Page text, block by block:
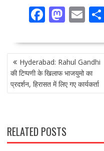
F
e
b
o
o
M
to
d
o
n
E
ai
l
POST
NAVIGATION
Hyderabad: Rahul Gandhi
की टिप्पणी के खिलाफ भाजयुमो का
प्रदर्शन, हिरासत में लिए गए कार्यकर्ता
RELATED POSTS